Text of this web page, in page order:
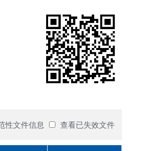
性文件信息 查看已失效文件